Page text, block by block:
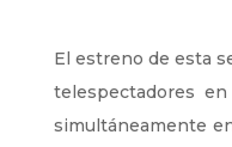
El estreno de esta
telespectadores
simultáneamente